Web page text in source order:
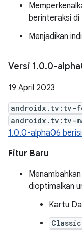
berinteraksi di
Menjadikan
Versi 1.0.0-
19 April 2023
androidx.tv:tv-
androidx.tv:tv-
1.0.0-alpha06
Fitur Baru
dioptimalkan
Kartu